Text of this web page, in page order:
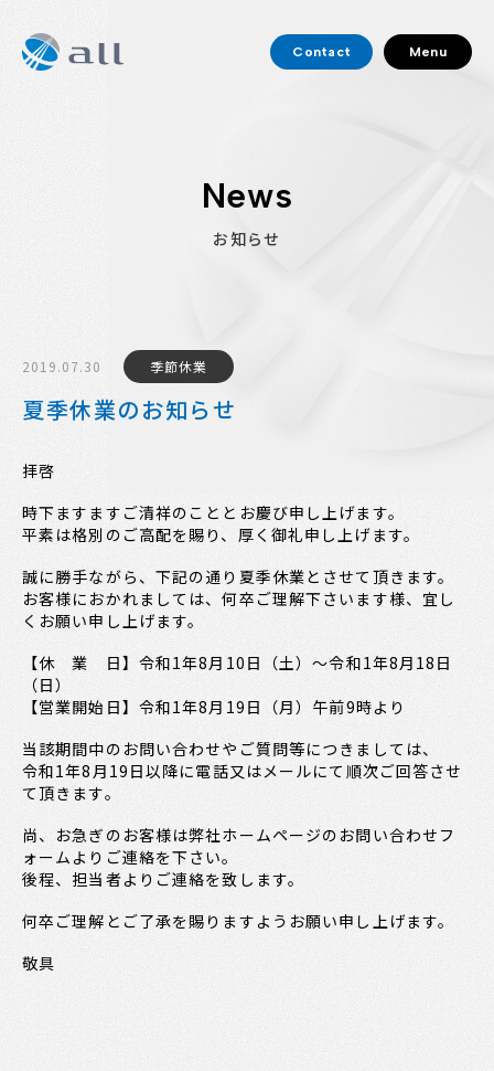
Contact Menu
News
お知らせ
2019.07.30 季節休業
夏季休業のお知らせ
拝啓
時下ますますご清祥のこととお慶び申し上げます。
平素は格別のご高配を賜り、厚く御礼申し上げます。
誠に勝手ながら、下記の通り夏季休業とさせて頂きます。
お客様におかれましては、何卒ご理解下さいます様、宜し
くお願い申し上げます。
【休 業 日】令和1年8月10日（土）～令和1年8月18日
（日）
【営業開始日】令和1年8月19日（月）午前9時より
当該期間中のお問い合わせやご質問等につきましては、
令和1年8月19日以降に電話又はメールにて順次ご回答させ
て頂きます。
尚、お急ぎのお客様は弊社ホームページのお問い合わせフ
ォームよりご連絡を下さい。
後程、担当者よりご連絡を致します。
何卒ご理解とご了承を賜りますようお願い申し上げます。
敬具